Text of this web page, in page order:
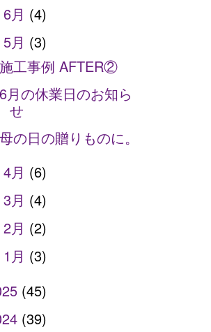
6月 (4)
5月 (3)
施工事例 AFTER②
6月の休業日のお知ら
せ
母の日の贈りものに。
4月 (6)
3月 (4)
2月 (2)
1月 (3)
(45)
(39)